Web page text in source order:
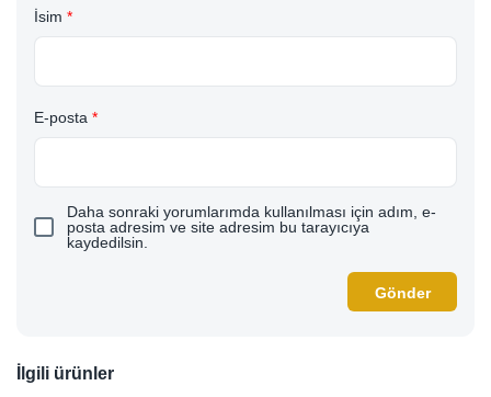
İsim *
E-posta *
Daha sonraki yorumlarımda kullanılması için adım, e-
posta adresim ve site adresim bu tarayıcıya
kaydedilsin.
İlgili ürünler